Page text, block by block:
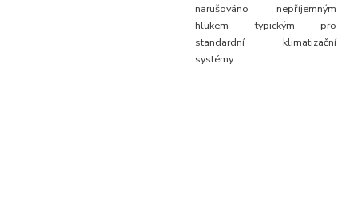
narušováno nepříjemným
hlukem typickým pro
standardní klimatizační
systémy.